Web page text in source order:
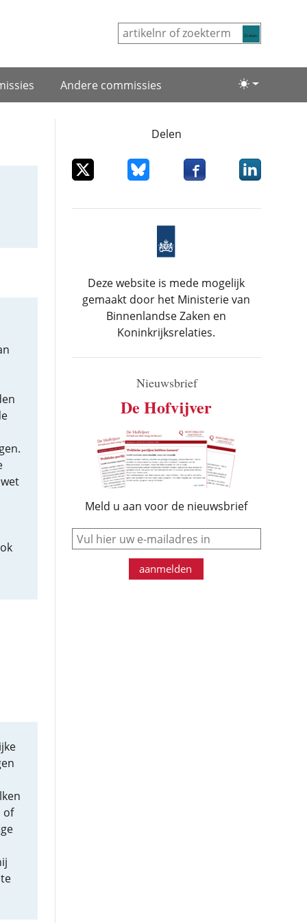
Lichte/
Andere commissies
of
Delen
Deel dit item op XDeel dit item op Bluesky
Deel dit item op
Deel dit
Deze website is mede mogelijk
gemaakt door het Ministerie van
Binnenlandse Zaken en
Koninkrijksrelaties.
Nieuwsbrief
De Hofvijver
Meld u aan voor de nieuwsbrief
e-mail
aanmelden